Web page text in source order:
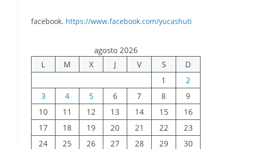
facebook. https://www.facebook.com/yucashuti
agosto 2026
L
M X J V S
D
1
2
3
4 5 6 7 8
9
10
11 12 13 14 15
16
17
18 19 20 21 22
23
24
25 26 27 28 29
30